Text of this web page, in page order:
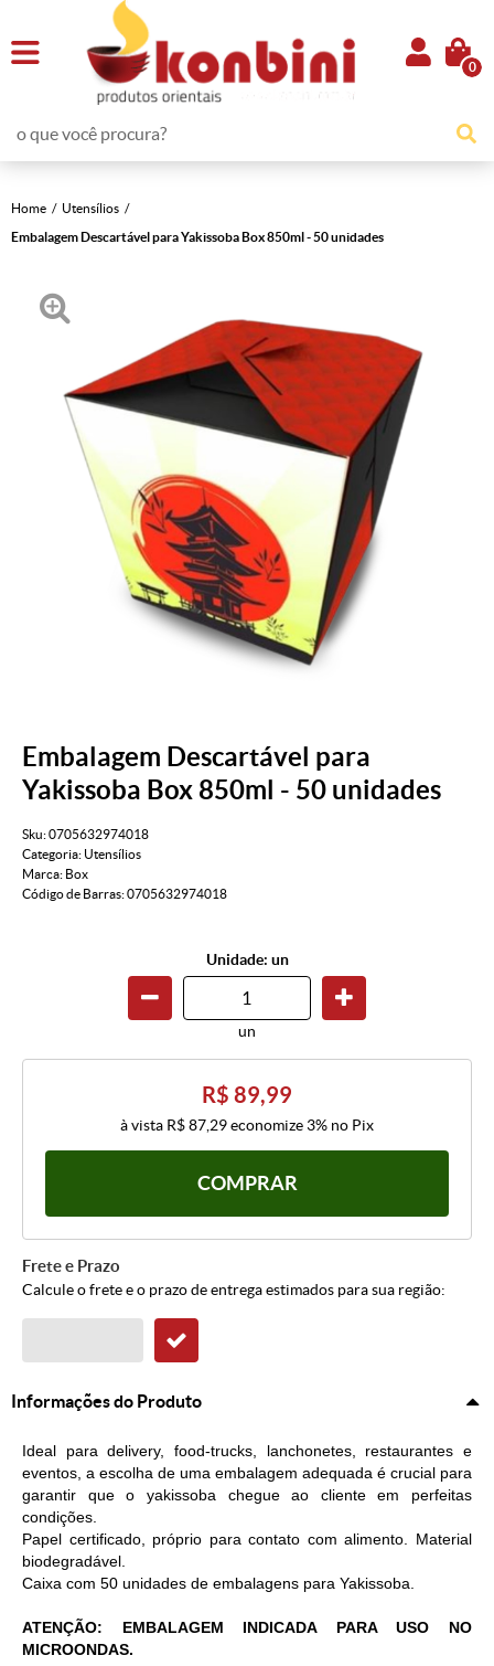
0
Home
Utensílios
Embalagem Descartável para Yakissoba Box 850ml - 50 unidades
Embalagem Descartável para
Yakissoba Box 850ml - 50 unidades
Sku:0705632974018
Categoria: Utensílios
Marca: Box
Código de Barras:0705632974018
Unidade: un
un
R$ 89,99
à vista R$ 87,29economize 3% no Pix
COMPRAR
Frete e Prazo
Calcule o frete e o prazo de entrega estimados para sua região:
Informações do Produto
Ideal para delivery, food-trucks, lanchonetes, restaurantes e
eventos, a escolha de uma embalagem adequada é crucial para
garantir que o yakissoba chegue ao cliente em perfeitas
condições.
Papel certificado, próprio para contato com alimento. Material
biodegradável.
Caixa com 50 unidades de embalagens para Yakissoba.
ATENÇÃO: EMBALAGEM INDICADA PARA USO NO
MICROONDAS.